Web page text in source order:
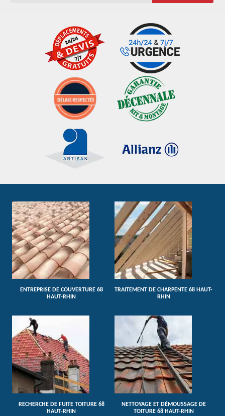
ENTREPRISE DE COUVERTURE 68
HAUT-RHIN
TRAITEMENT DE CHARPENTE 68 HAUT-
RHIN
RECHERCHE DE FUITE TOITURE 68
HAUT-RHIN
NETTOYAGE ET DÉMOUSSAGE DE
TOITURE 68 HAUT-RHIN